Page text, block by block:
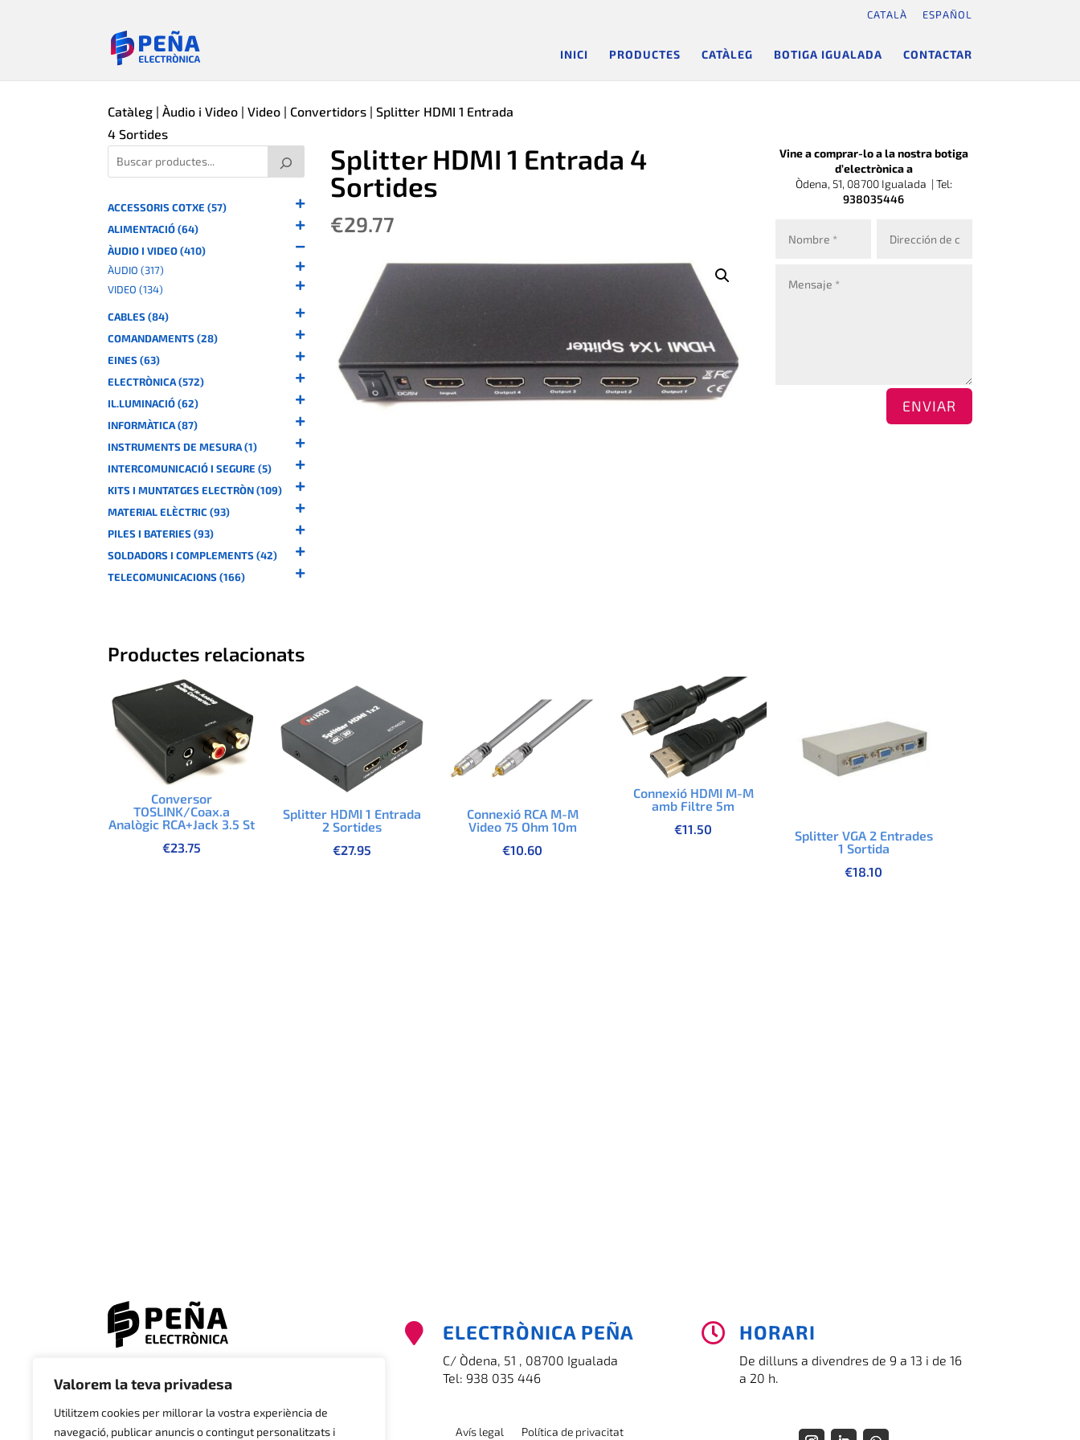
Valorem la teva privadesa
Utilitzem cookies per millorar la vostra experiència de
navegació, publicar anuncis o contingut personalitzats i
CATALÀ ESPAÑOL
INICI PRODUCTES CATÀLEG BOTIGA IGUALADA CONTACTAR
Catàleg | Àudio i Video |Video | Convertidors | Splitter HDMI 1 Entrada
4 Sortides
ACCESSORIS COTXE (57)
ALIMENTACIÓ (64)
ÀUDIO I VIDEO (410)
ÀUDIO (317)
VIDEO (134)
CABLES (84)
COMANDAMENTS (28)
EINES (63)
ELECTRÒNICA (572)
IL.LUMINACIÓ (62)
INFORMÀTICA (87)
INSTRUMENTS DE MESURA (1)
INTERCOMUNICACIÓ I SEGURE (5)
KITS I MUNTATGES ELECTRÒN (109)
MATERIAL ELÈCTRIC (93)
PILES I BATERIES (93)
SOLDADORS I COMPLEMENTS (42)
TELECOMUNICACIONS (166)
Splitter HDMI 1 Entrada 4
Sortides
€29.77
Vine a comprar-lo a la nostra botiga
d’electrònica a
Òdena, 51, 08700 Igualada | Tel:
938035446
ENVIAR
Productes relacionats
Conversor
TOSLINK/Coax.a
Analògic RCA+Jack 3.5 St
€23.75
Splitter HDMI 1 Entrada
2 Sortides
€27.95
Connexió RCA M-M
Video 75 Ohm 10m
€10.60
Connexió HDMI M-M
amb Filtre 5m
€11.50
Splitter VGA 2 Entrades
1 Sortida
€18.10
 ELECTRÒNICA PEÑA
C/ Òdena, 51 , 08700 Igualada
Tel: 938 035 446
 HORARI
De dilluns a divendres de 9 a 13 i de 16
a 20 h.
Avís legal Política de privacitat